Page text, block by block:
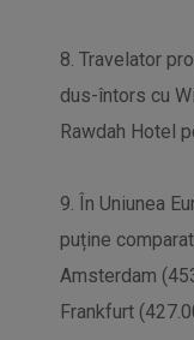
8. Travelator
dus-întors cu
Rawdah Hotel
9. În Uniunea
puține
Amsterdam
Frankfurt